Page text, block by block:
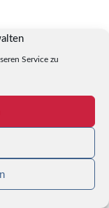
Service zu